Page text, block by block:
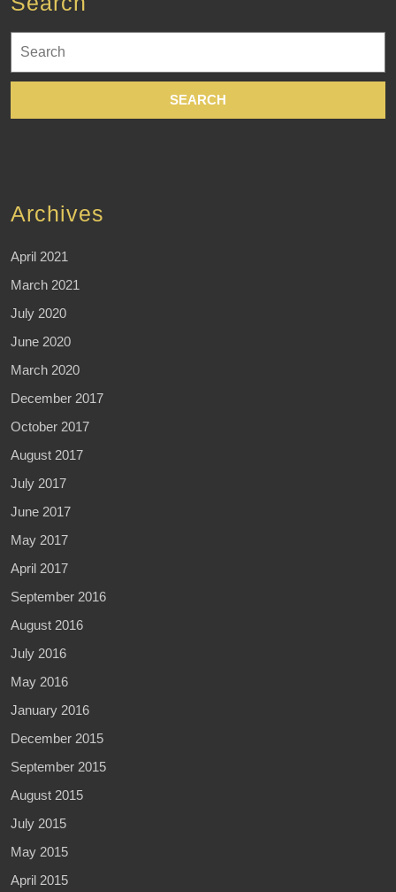
for:
Archives
April 2021
March 2021
July 2020
June 2020
March 2020
December 2017
October 2017
August 2017
July 2017
June 2017
May 2017
April 2017
September 2016
August 2016
July 2016
May 2016
January 2016
December 2015
September 2015
August 2015
July 2015
May 2015
April 2015